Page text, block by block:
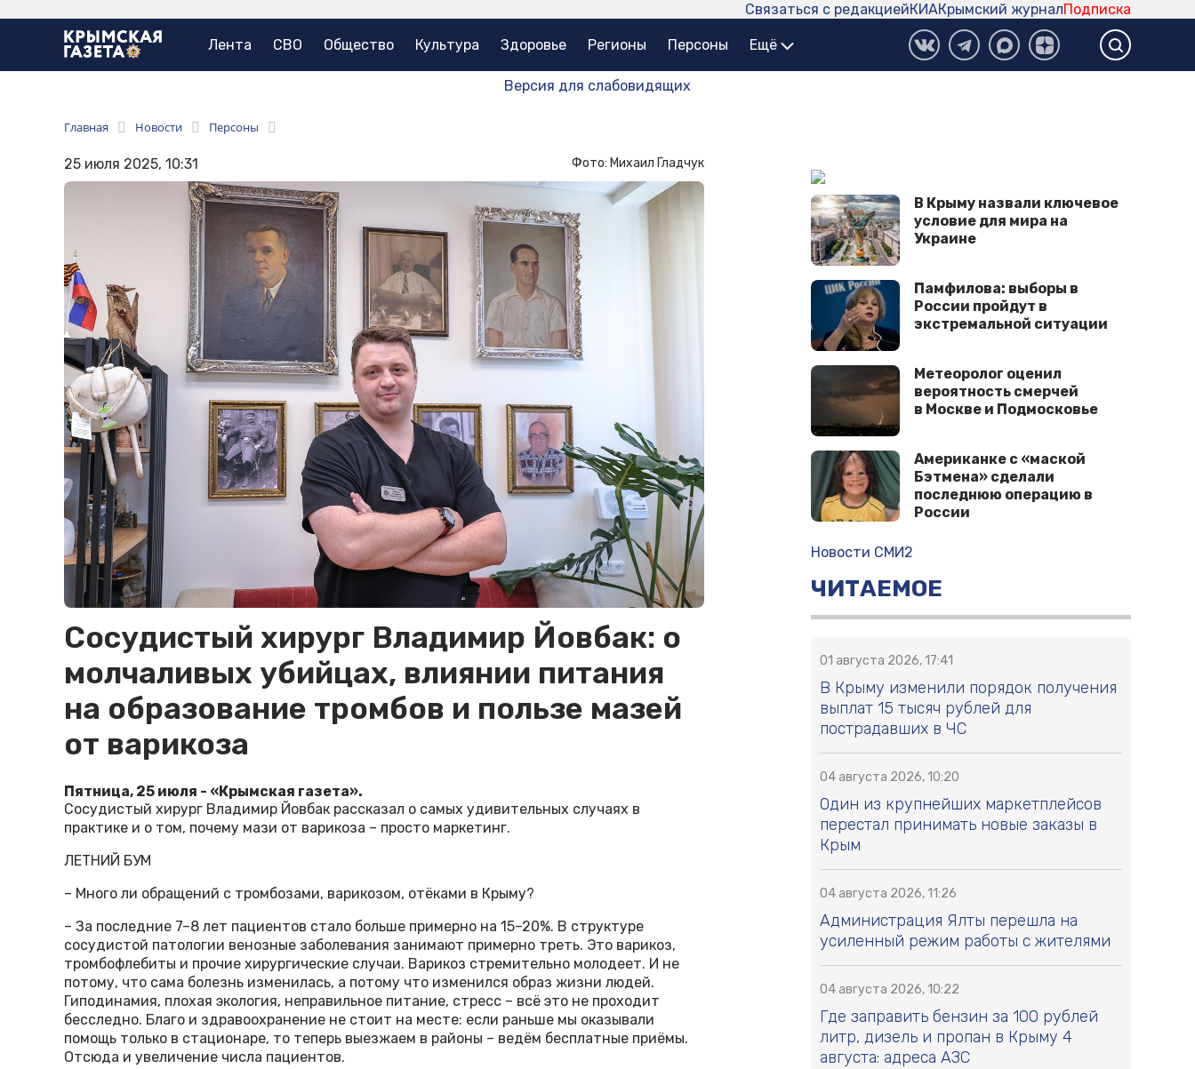
Подписка
Крымский журнал
КИА
Связаться с редакцией
Лента СВО Общество Культура Здоровье Регионы Персоны Ещё
Версия для слабовидящих
Главная Новости Персоны
25 июля 2025, 10:31 Фото: Михаил Гладчук
Сосудистый хирург Владимир Йовбак: о
молчаливых убийцах, влиянии питания
на образование тромбов и пользе мазей
от варикоза
Пятница, 25 июля - «Крымская газета».
Сосудистый хирург Владимир Йовбак рассказал о самых удивительных случаях в
практике и о том, почему мази от варикоза – просто маркетинг.
ЛЕТНИЙ БУМ
– Много ли обращений с тромбозами, варикозом, отёками в Крыму?
– За последние 7–8 лет пациентов стало больше примерно на 15–20%. В структуре
сосудистой патологии венозные заболевания занимают примерно треть. Это варикоз,
тромбофлебиты и прочие хирургические случаи. Варикоз стремительно молодеет. И не
потому, что сама болезнь изменилась, а потому что изменился образ жизни людей.
Гиподинамия, плохая экология, неправильное питание, стресс – всё это не проходит
бесследно. Благо и здравоохранение не стоит на месте: если раньше мы оказывали
помощь только в стационаре, то теперь выезжаем в районы – ведём бесплатные приёмы.
Отсюда и увеличение числа пациентов.
В Крыму назвали ключевое
условие для мира на
Украине
Памфилова: выборы в
России пройдут в
экстремальной ситуации
Метеоролог оценил
вероятность смерчей
в Москве и Подмосковье
Американке с «маской
Бэтмена» сделали
последнюю операцию в
России
Новости СМИ2
ЧИТАЕМОЕ
01 августа 2026, 17:41
В Крыму изменили порядок получения
выплат 15 тысяч рублей для
пострадавших в ЧС
04 августа 2026, 10:20
Один из крупнейших маркетплейсов
перестал принимать новые заказы в
Крым
04 августа 2026, 11:26
Администрация Ялты перешла на
усиленный режим работы с жителями
04 августа 2026, 10:22
Где заправить бензин за 100 рублей
литр, дизель и пропан в Крыму 4
августа: адреса АЗС